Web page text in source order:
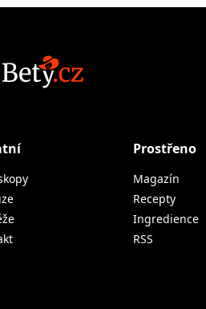
Prostřeno
Magazín
Recepty
Ingredience
RSS